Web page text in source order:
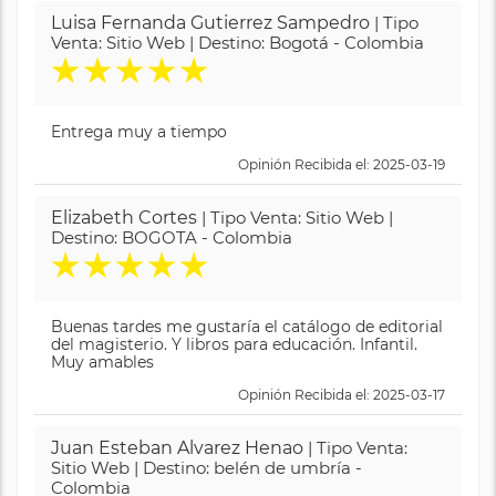
Luisa Fernanda Gutierrez Sampedro | Tipo
Venta: Sitio Web | Destino: Bogotá - Colombia
★★★★★
Entrega muy a tiempo
Opinión Recibida el: 2025-03-19
Elizabeth Cortes | Tipo Venta: Sitio Web |
Destino: BOGOTA - Colombia
★★★★★
Buenas tardes me gustaría el catálogo de editorial
del magisterio. Y libros para educación. Infantil.
Muy amables
Opinión Recibida el: 2025-03-17
Juan Esteban Alvarez Henao | Tipo Venta:
Sitio Web | Destino: belén de umbría -
Colombia